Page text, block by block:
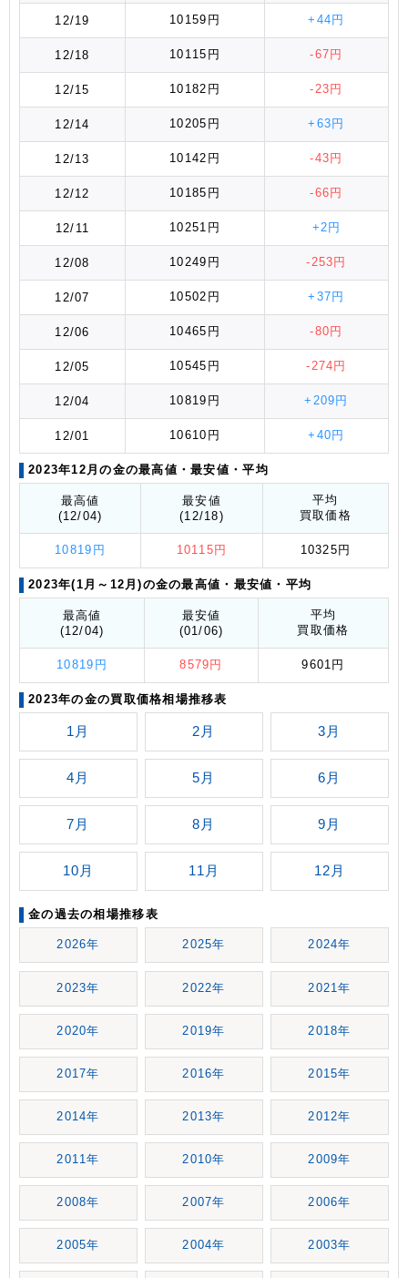
12/19 10159円 +44円
12/18 10115円 -67円
12/15 10182円 -23円
12/14 10205円 +63円
12/13 10142円 -43円
12/12 10185円 -66円
12/11 10251円 +2円
12/08 10249円 -253円
12/07 10502円 +37円
12/06 10465円 -80円
12/05 10545円 -274円
12/04 10819円 +209円
12/01 10610円 +40円
2023年12月の金の最高値 ・最安値 ・平均
最高値
(12/04)
最安値
(12/18)
平均
買取価格
10819円 10115円 10325円
2023年(1月～12月)の金の最高値 ・最安値 ・平均
最高値
(12/04)
最安値
(01/06)
平均
買取価格
10819円 8579円 9601円
2023年の金の買取価格相場推移表
1月 2月 3月
4月 5月 6月
7月 8月 9月
10月 11月 12月
金の過去の相場推移表
2026年 2025年 2024年
2023年 2022年 2021年
2020年 2019年 2018年
2017年 2016年 2015年
2014年 2013年 2012年
2011年 2010年 2009年
2008年 2007年 2006年
2005年 2004年 2003年